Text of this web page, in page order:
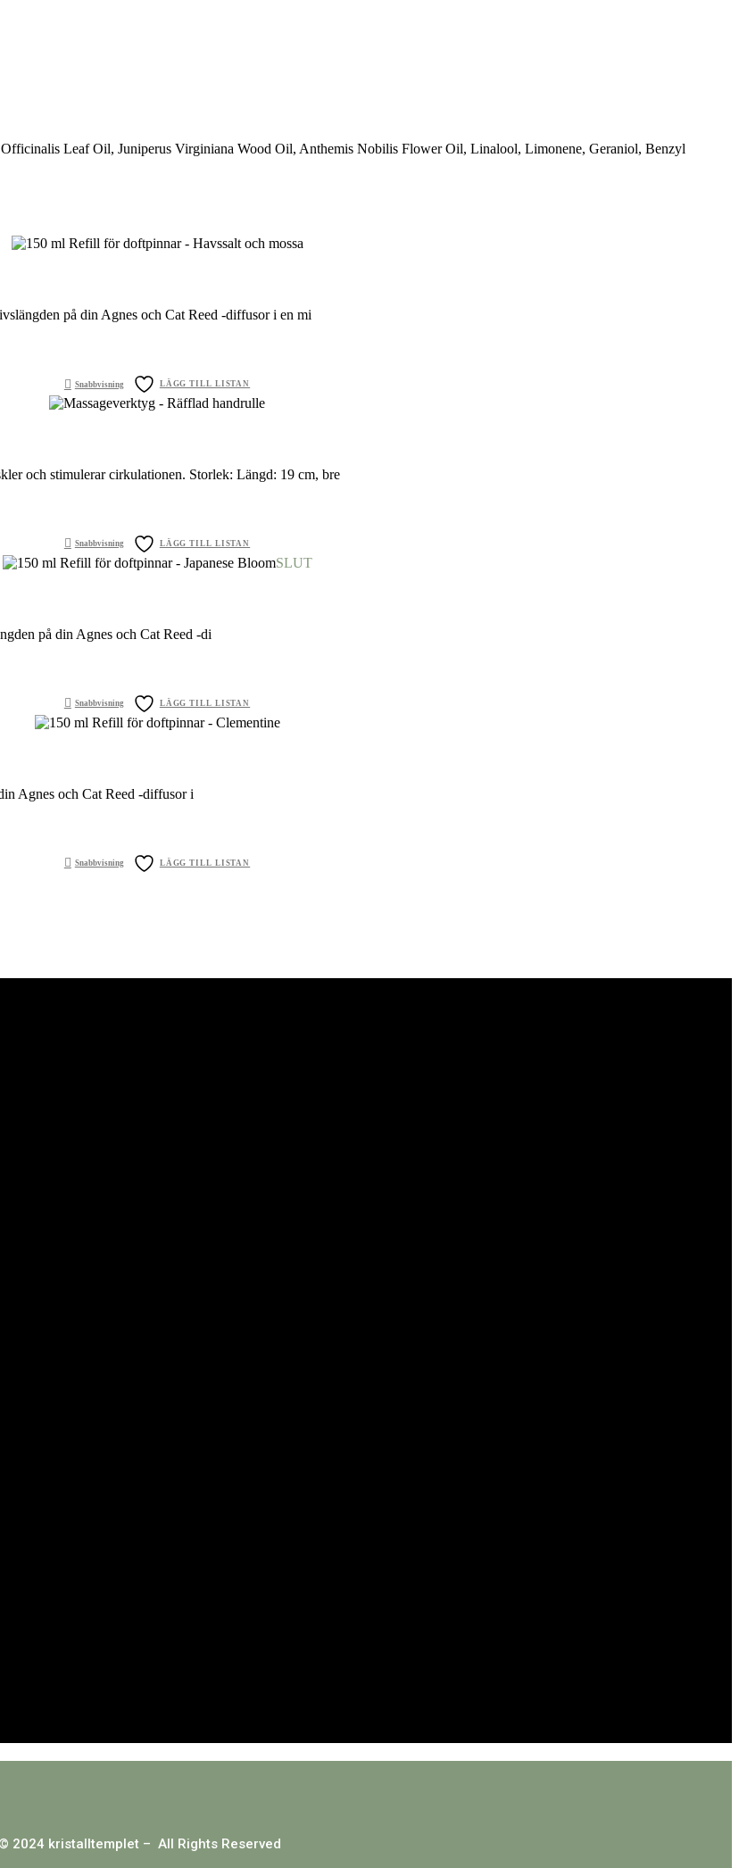
Leaf Oil, Juniperus Virginiana Wood Oil, Anthemis Nobilis Flower Oil, Linalool, Limonene, Geraniol, Benzyl
på din Agnes och Cat Reed -diffusor i en mi
Snabbvisning LÄGG TILL LISTAN
och stimulerar cirkulationen. Storlek: Längd: 19 cm, bre
Snabbvisning LÄGG TILL LISTAN
SLUT
på din Agnes och Cat Reed -di
Snabbvisning LÄGG TILL LISTAN
Agnes och Cat Reed -diffusor i
Snabbvisning LÄGG TILL LISTAN
© 2024 kristalltemplet – All Rights Reserved